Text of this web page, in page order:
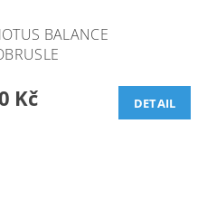
BALANCE
Kč DETAIL